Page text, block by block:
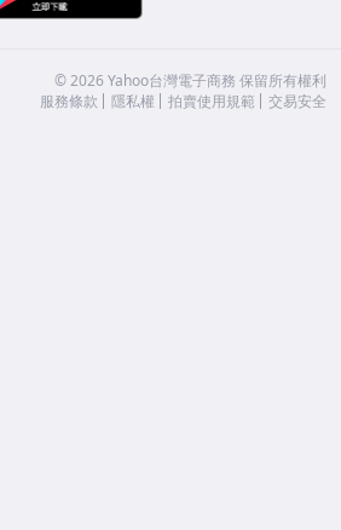
©2026 Yahoo台灣電子商務 保留所有權利
服務條款
隱私權 拍賣使用規範 交易安全